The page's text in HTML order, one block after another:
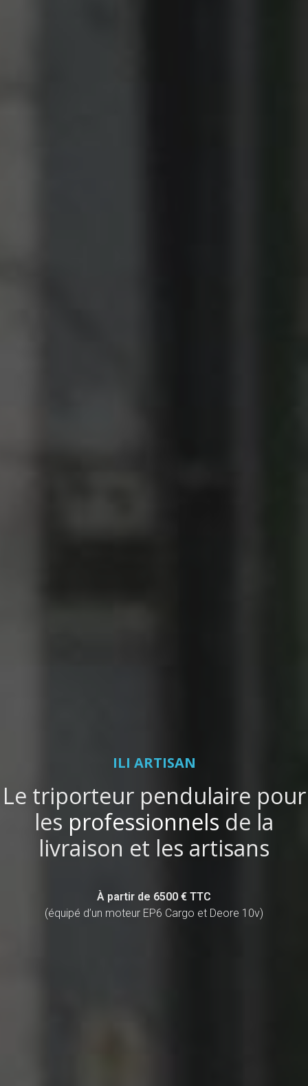
ILI ARTISAN
Le triporteur pendulaire pour
les professionnels de la
livraison et les artisans​
À partir de 6500 € TTC
(équipé d’un moteur EP6 Cargo et Deore 10v)